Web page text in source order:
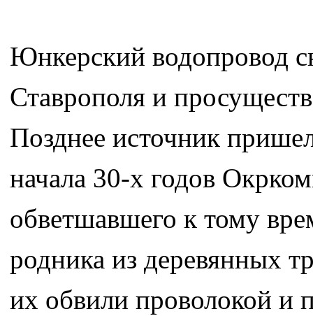
Юнкерский водопровод
Ставрополя и
Позднее источник
начала 30-х годов
обветшавшего к тому
родника из деревянных
их обвили проволокой и